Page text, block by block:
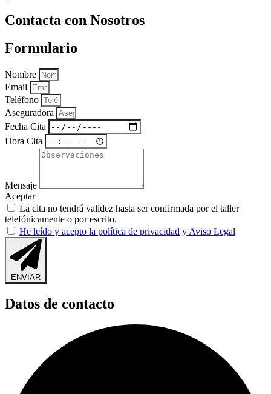
Contacta con Nosotros
Formulario
Nombre
Email
Teléfono
Aseguradora
Fecha Cita
Hora Cita
Mensaje
Aceptar
La cita no tendrá validez hasta ser confirmada por el taller
telefónicamente o por escrito.
He leído y acepto la política de privacidad y Aviso Legal
ENVIAR
Datos de contacto